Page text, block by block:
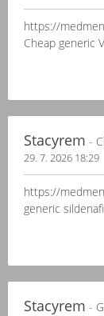
https://
Cheap generic
Stacyrem -
29. 7. 2026 18:29
https://
generic
Stacyrem -